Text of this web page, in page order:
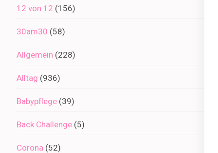
12 von 12 (156)
30am30 (58)
Allgemein (228)
Alltag (936)
Babypflege (39)
Back Challenge (5)
Corona (52)